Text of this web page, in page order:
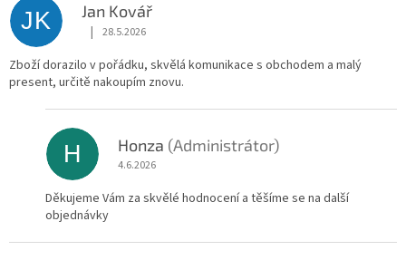
JK Jan Kovář
Hodnocení obchodu je 5 z 5 hvězdiček.
| 28.5.2026
Zboží dorazilo v pořádku, skvělá komunikace s obchodem a malý
present, určitě nakoupím znovu.
H Honza (Administrátor)
4.6.2026
Děkujeme Vám za skvělé hodnocení a těšíme se na další
objednávky